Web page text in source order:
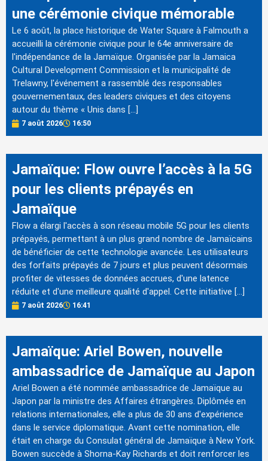
une cérémonie civique mémorable
Le 6 août, la place historique de Water Square à Falmouth a
accueilli la cérémonie civique pour le 64e anniversaire de
l'indépendance de la Jamaïque. Organisée par la Jamaica
Cultural Development Commission et la municipalité de
Trelawny, l'événement a rassemblé des responsables
gouvernementaux, des leaders civiques et des citoyens
autour du thème « Unis dans […]
7 août 2026 16:50
Jamaïque: Flow ouvre l’accès à la 5G
pour les clients prépayés en
Jamaïque
Flow a élargi l'accès à son réseau mobile 5G pour les clients
prépayés, permettant à un plus grand nombre de Jamaïcains
de bénéficier de cette technologie avancée. Les utilisateurs
des forfaits prépayés de 7 jours et plus peuvent désormais
profiter de vitesses de données accrues, d'une latence
réduite et d'une meilleure qualité d'appel. Cette initiative […]
7 août 2026 16:41
Jamaïque: Ariel Bowen, nouvelle
ambassadrice de Jamaïque au Japon
Ariel Bowen a été nommée ambassadrice de Jamaïque au
Japon par la ministre des Affaires étrangères. Diplômée en
relations internationales, elle a plus de 30 ans d'expérience
dans le service diplomatique. Avant cette nomination, elle
était en charge du Consulat général de Jamaïque à New York.
Bowen succède à Shorna-Kay Richards et doit renforcer les